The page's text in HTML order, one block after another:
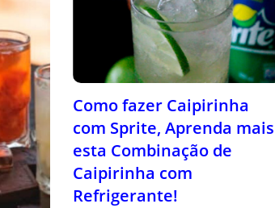
Como fazer Caipirinha
com Sprite, Aprenda mais
esta Combinação de
Caipirinha com
Refrigerante!